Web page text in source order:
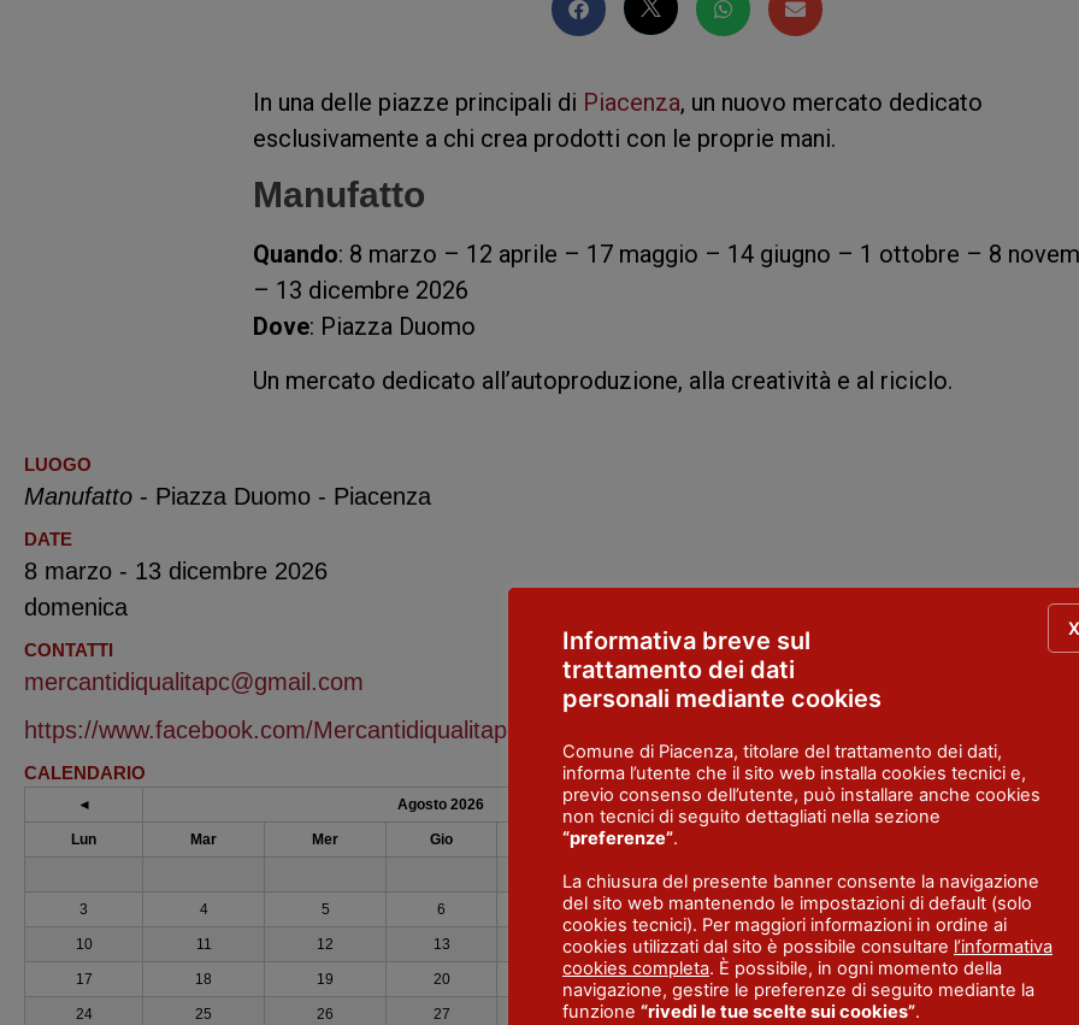
In una delle piazze principali di Piacenza, un nuovo mercato dedicato
esclusivamente a chi crea prodotti con le proprie mani.
Manufatto
Quando: 8 marzo – 12 aprile – 17 maggio – 14 giugno – 1 ottobre – 8
– 13 dicembre 2026
Dove: Piazza Duomo
Un mercato dedicato all’autoproduzione, alla creatività e al riciclo.
LUOGO
Manufatto - Piazza Duomo - Piacenza
DATE
8 marzo - 13 dicembre 2026
domenica
CONTATTI
mercantidiqualitapc@gmail.com
https://www.facebook.com/Mercantidiqualitapiacenza
CALENDARIO
◄ Agosto 2026 ►
Lun Mar Mer Gio Ven Sab
1 2
3 4 5 6 8 9
10 11 12 13 14 15 16
17 18 19 20 21 22 23
24 25 26 27 28 29 30
Informativa breve sul
trattamento dei dati
personali mediante cookies
Comune di Piacenza, titolare del trattamento dei dati,
informa l’utente che il sito web installa cookies tecnici e,
previo consenso dell’utente, può installare anche cookies
non tecnici di seguito dettagliati nella sezione
“preferenze”.
La chiusura del presente banner consente la navigazione
del sito web mantenendo le impostazioni di default (solo
cookies tecnici). Per maggiori informazioni in ordine ai
cookies utilizzati dal sito è possibile consultare l’informativa
cookies completa. È possibile, in ogni momento della
navigazione, gestire le preferenze di seguito mediante la
funzione “rivedi le tue scelte sui cookies”.
X